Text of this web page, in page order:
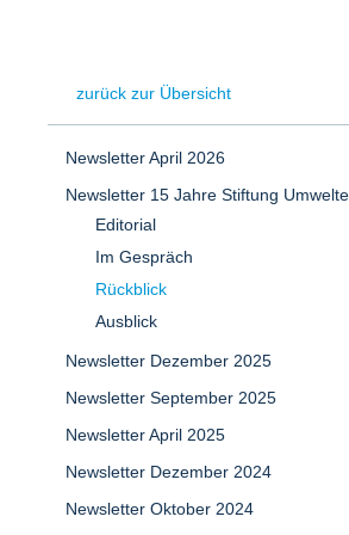
zurück zur Übersicht
Newsletter April 2026
Newsletter 15 Jahre Stiftung
Editorial
Im Gespräch
Rückblick
Ausblick
Newsletter Dezember 2025
Newsletter September 2025
Newsletter April 2025
Newsletter Dezember 2024
Newsletter Oktober 2024